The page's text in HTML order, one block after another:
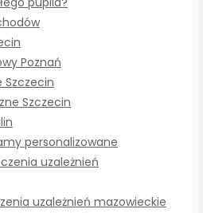
Poznań
Szczecin
Szczecin
personalizowane
uzależnień
uzależnień mazowieckie